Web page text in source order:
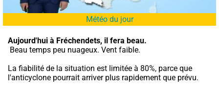
Météo du jour
Aujourd'hui à Fréchendets, il fera beau.
Beau temps peu nuageux. Vent faible.
La fiabilité de la situation est limitée à 80%, parce que
l'anticyclone pourrait arriver plus rapidement que prévu.